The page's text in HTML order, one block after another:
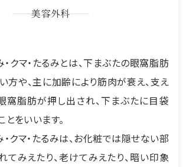
美容外科
クマ・たるみとは、下まぶたの眼窩脂肪
方や、主に加齢により筋肉が衰え、支え
窩脂肪が押し出され、下まぶたに目袋
をいいます。
クマ・たるみは、お化粧では隠せない部
てみえたり、老けてみえたり、暗い印象